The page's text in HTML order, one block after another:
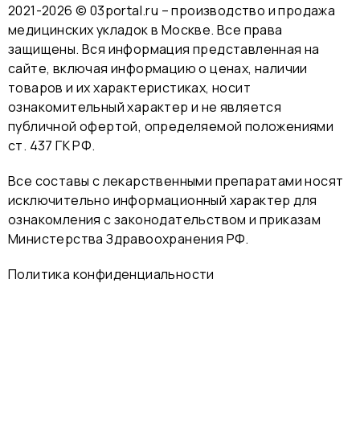
2021-2026 © 03portal.ru – производство и продажа
медицинских укладок в Москве. Все права
защищены. Вся информация представленная на
сайте, включая информацию о ценах, наличии
товаров и их характеристиках, носит
ознакомительный характер и не является
публичной офертой, определяемой положениями
ст. 437 ГК РФ.
Все составы с лекарственными препаратами носят
исключительно информационный характер для
ознакомления с законодательством и приказам
Министерства Здравоохранения РФ.
Политика конфиденциальности